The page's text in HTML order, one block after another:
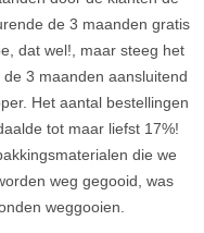
de 3 maanden gratis
dat wel!, maar steeg het
3 maanden aansluitend
Het aantal bestellingen
tot maar liefst 17%!
die we
weg gegooid, was
weggooien.